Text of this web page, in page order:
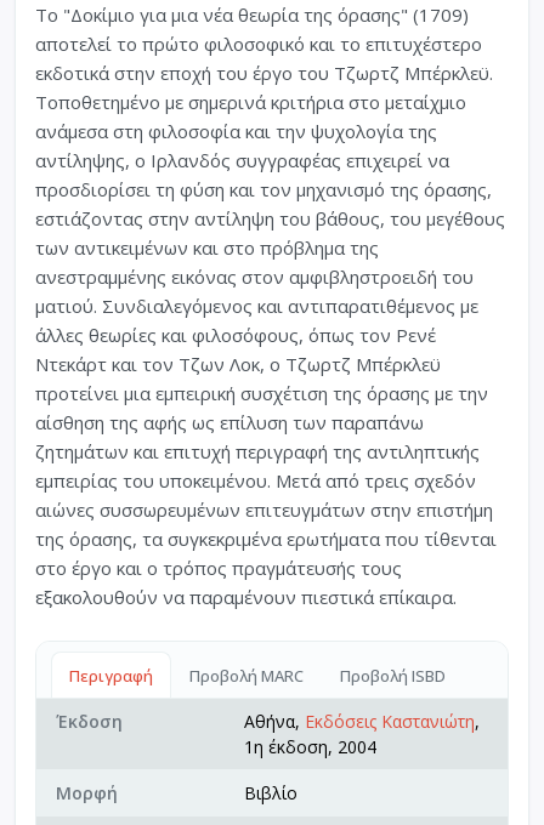
Το "Δοκίμιο για μια νέα θεωρία της όρασης" (1709)
αποτελεί το πρώτο φιλοσοφικό και το επιτυχέστερο
εκδοτικά στην εποχή του έργο του Τζωρτζ Μπέρκλεϋ.
Τοποθετημένο με σημερινά κριτήρια στο μεταίχμιο
ανάμεσα στη φιλοσοφία και την ψυχολογία της
αντίληψης, ο Ιρλανδός συγγραφέας επιχειρεί να
προσδιορίσει τη φύση και τον μηχανισμό της όρασης,
εστιάζοντας στην αντίληψη του βάθους, του μεγέθους
των αντικειμένων και στο πρόβλημα της
ανεστραμμένης εικόνας στον αμφιβληστροειδή του
ματιού. Συνδιαλεγόμενος και αντιπαρατιθέμενος με
άλλες θεωρίες και φιλοσόφους, όπως τον Ρενέ
Ντεκάρτ και τον Τζων Λοκ, ο Τζωρτζ Μπέρκλεϋ
προτείνει μια εμπειρική συσχέτιση της όρασης με την
αίσθηση της αφής ως επίλυση των παραπάνω
ζητημάτων και επιτυχή περιγραφή της αντιληπτικής
εμπειρίας του υποκειμένου. Μετά από τρεις σχεδόν
αιώνες συσσωρευμένων επιτευγμάτων στην επιστήμη
της όρασης, τα συγκεκριμένα ερωτήματα που τίθενται
στο έργο και ο τρόπος πραγμάτευσής τους
εξακολουθούν να παραμένουν πιεστικά επίκαιρα.
Περιγραφή Προβολή MARC Προβολή ISBD
Έκδοση Αθήνα, Εκδόσεις Καστανιώτη,
1η έκδοση, 2004
Μορφή
Βιβλίο